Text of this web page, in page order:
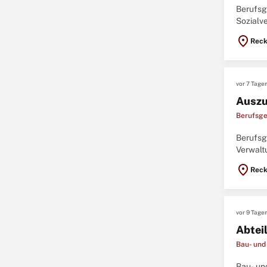
location_on
vor 7
location_on
vor 9
Bau-